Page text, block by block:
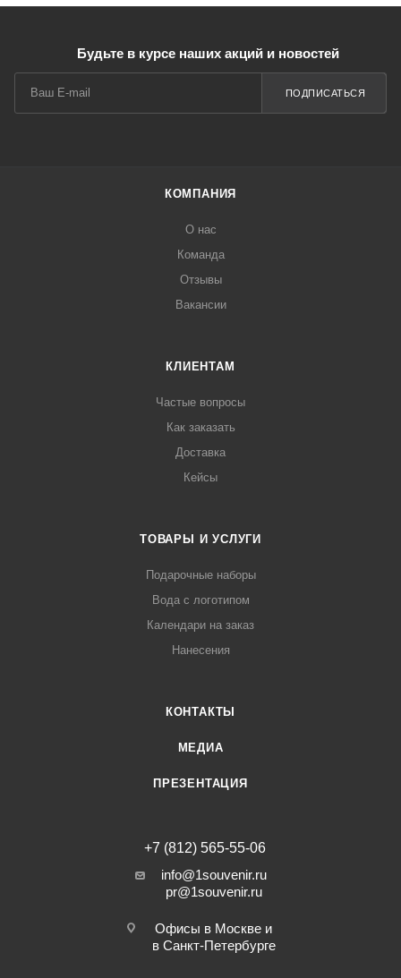
Будьте в курсе наших акций и новостей
ПОДПИСАТЬСЯ
КОМПАНИЯ
О нас
Команда
Отзывы
Вакансии
КЛИЕНТАМ
Частые вопросы
Как заказать
Доставка
Кейсы
ТОВАРЫ И УСЛУГИ
Подарочные наборы
Вода с логотипом
Календари на заказ
Нанесения
КОНТАКТЫ
МЕДИА
ПРЕЗЕНТАЦИЯ
+7 (812) 565-55-06
info@1souvenir.ru
pr@1souvenir.ru
Офисы в Москве и
в Санкт-Петербурге